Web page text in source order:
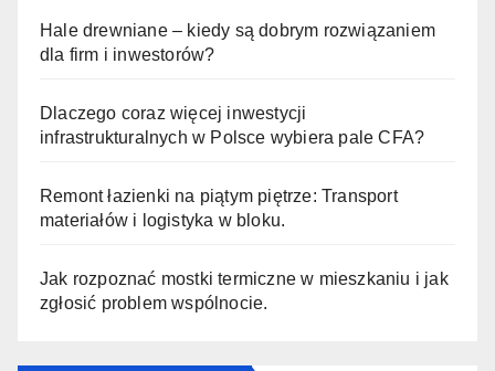
Hale drewniane – kiedy są dobrym rozwiązaniem
dla firm i inwestorów?
Dlaczego coraz więcej inwestycji
infrastrukturalnych w Polsce wybiera pale CFA?
Remont łazienki na piątym piętrze: Transport
materiałów i logistyka w bloku.
Jak rozpoznać mostki termiczne w mieszkaniu i jak
zgłosić problem wspólnocie.